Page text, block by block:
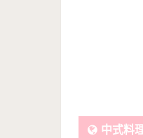
中式料